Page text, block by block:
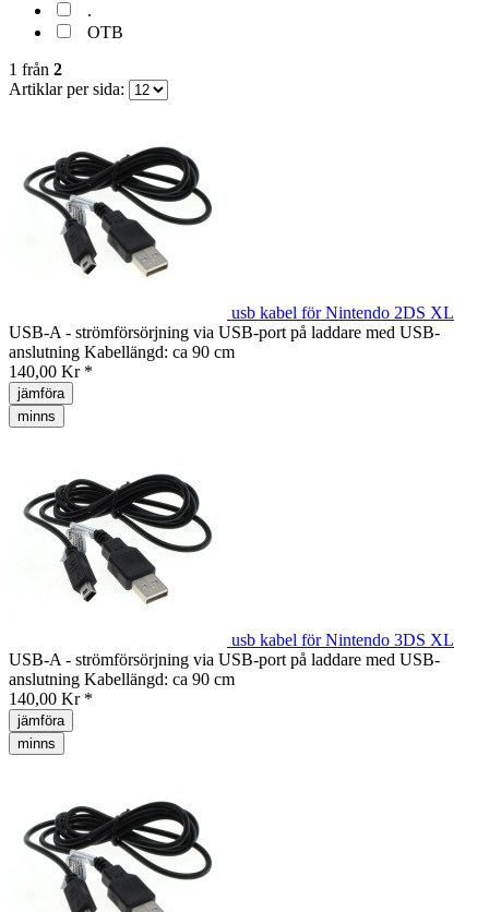
.
OTB
1 från 2
Artiklar per sida:
usb kabel för Nintendo 2DS XL
USB-A - strömförsörjning via USB-port på laddare med USB-
anslutning Kabellängd: ca 90 cm
140,00 Kr *
jämföra
minns
usb kabel för Nintendo 3DS XL
USB-A - strömförsörjning via USB-port på laddare med USB-
anslutning Kabellängd: ca 90 cm
140,00 Kr *
jämföra
minns